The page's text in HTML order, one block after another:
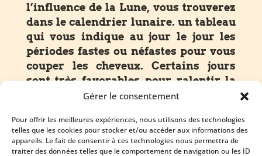
Gérer le consentement
Pour offrir les meilleures expériences, nous utilisons des technologies
telles que les cookies pour stocker et/ou accéder aux informations des
appareils. Le fait de consentir à ces technologies nous permettra de
traiter des données telles que le comportement de navigation ou les ID
l’influence de la Lune, vous trouverez
dans le calendrier lunaire. un tableau
qui vous indique au jour le jour les
périodes fastes ou néfastes pour vous
couper les cheveux. Certains jours
sont très favorables pour ralentir la
chute des cheveux et d’autres pour les
calendrier est consultable au salon.